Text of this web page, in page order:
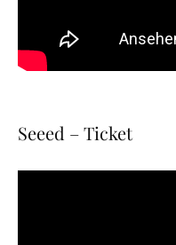
Seeed – Ticket